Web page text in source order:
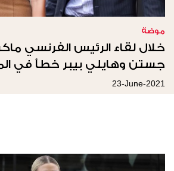
موضة
خلال لقاء الرئيس الفرنسي
جستن وهايلي بيبر خطأ في
23-June-2021